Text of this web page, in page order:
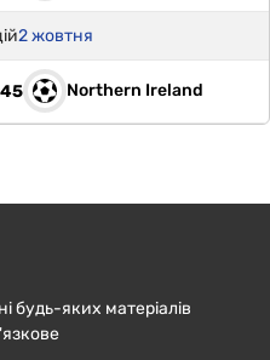
2 жовтня
Northern Ireland
будь-яких матеріалів